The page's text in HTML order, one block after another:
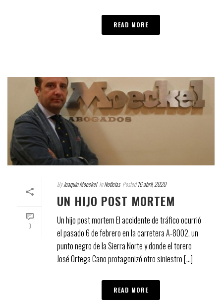
READ MORE
0
By Joaquín Moeckel InNoticias Posted 16 abril, 2020
UN HIJO POST MORTEM
Un hijo post mortem El accidente de tráfico ocurrió
el pasado 6 de febrero en la carretera A-8002, un
punto negro de la Sierra Norte y donde el torero
José Ortega Cano protagonizó otro siniestro [...]
READ MORE